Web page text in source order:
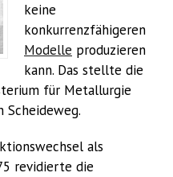
keine
konkurrenzfähigeren
Modelle produzieren
kann. Das stellte die
für Metallurgie
Scheideweg.
als
revidierte die